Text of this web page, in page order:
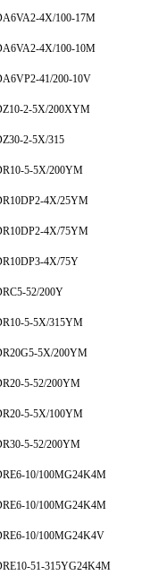
4X/100-17M
4X/100-10M
41/200-10V
2-5X/200XYM
2-5X/315
5-5X/200YM
4X/25YM
4X/75YM
4X/75Y
52/200Y
5-5X/315YM
5X/200YM
5-52/200YM
5-5X/100YM
5-52/200YM
10/100MG24K4M
10/100MG24K4M
10/100MG24K4V
51-315YG24K4M